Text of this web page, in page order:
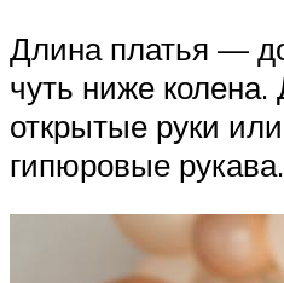
Длина платья —
чуть ниже колена.
открытые руки
гипюровые рукава.